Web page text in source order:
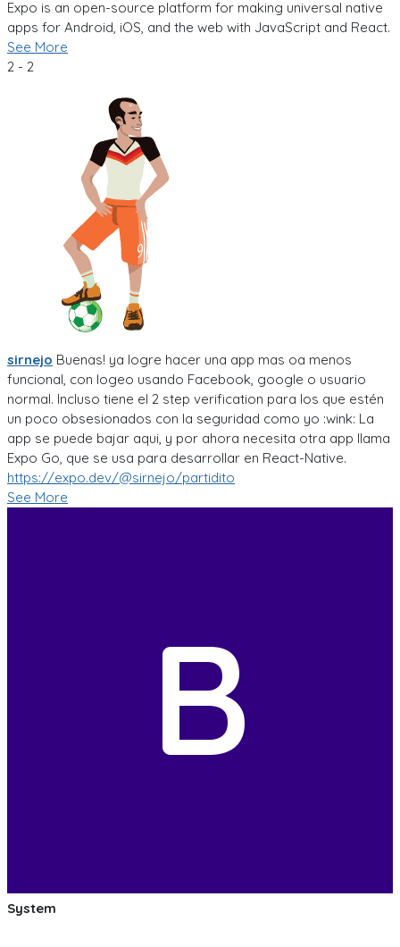
Expo is an open-source platform for making universal native
apps for Android, iOS, and the web with JavaScript and React.
See More
2 - 2
sirnejo Buenas! ya logre hacer una app mas oa menos
funcional, con logeo usando Facebook, google o usuario
normal. Incluso tiene el 2 step verification para los que estén
un poco obsesionados con la seguridad como yo :wink: La
app se puede bajar aqui, y por ahora necesita otra app llama
Expo Go, que se usa para desarrollar en React-Native.
https://expo.dev/@sirnejo/partidito
See More
B
System